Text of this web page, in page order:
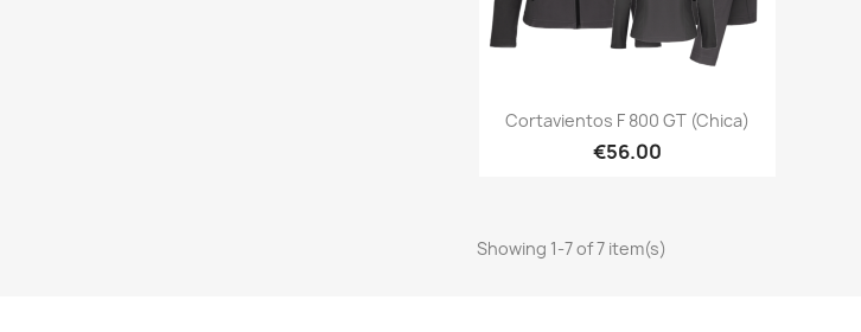
Quick view
Cortavientos F 800 GT (Chica)
€56.00
Showing 1-7 of 7 item(s)